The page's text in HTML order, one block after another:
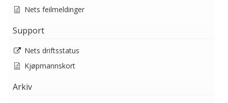
Nets feilmeldinger
Support
Nets driftsstatus
Kjøpmannskort
Arkiv